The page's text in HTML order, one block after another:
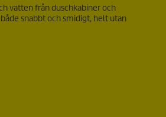
vatten från duschkabiner och
snabbt och smidigt, helt utan